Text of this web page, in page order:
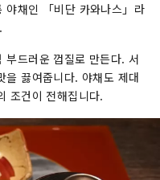
야채인 「비단 카와나스」라
부드러운 껍질로 만든다. 서
을 끓여줍니다. 야채도 제대
조건이 전해집니다.